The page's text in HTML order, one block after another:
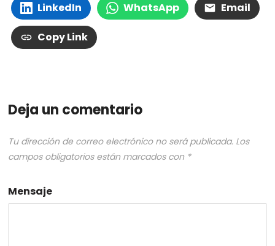
LinkedIn WhatsApp Email
Copy Link
Deja un comentario
Tu dirección de correo electrónico no será publicada. Los
campos obligatorios están marcados con *
Mensaje